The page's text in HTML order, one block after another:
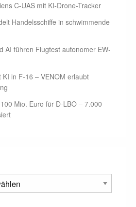
C-UAS mit KI-Drone-Tracker
Handelsschiffe in schwimmende
AI führen Flugtest autonomer EW-
KI in F-16 – VENOM erlaubt
Mio. Euro für D-LBO – 7.000